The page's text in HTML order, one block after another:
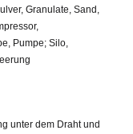
Granulate, Sand,
Pumpe; Silo,
unter dem Draht und